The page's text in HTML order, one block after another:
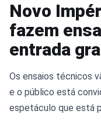
Novo
fazem
entrada
Os ensaios técnicos
e o público está
espetáculo que está